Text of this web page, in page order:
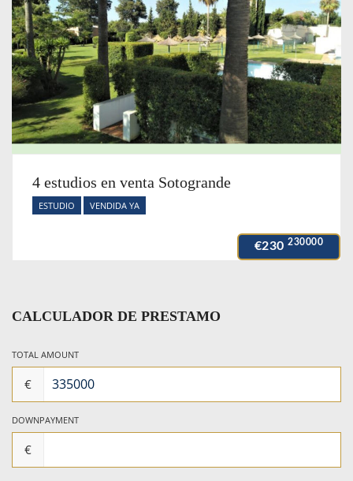
4 estudios en venta Sotogrande
ESTUDIO VENDIDA YA
€230 230000
CALCULADOR DE PRESTAMO
TOTAL AMOUNT
€
DOWNPAYMENT
€